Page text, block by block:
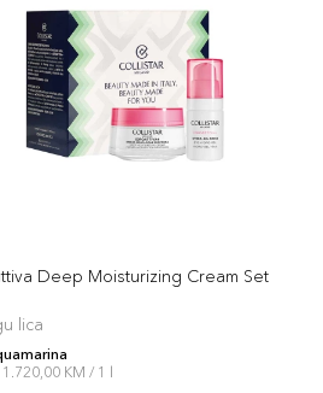
Deep Moisturizing Cream Set
lica
KM / 1 l